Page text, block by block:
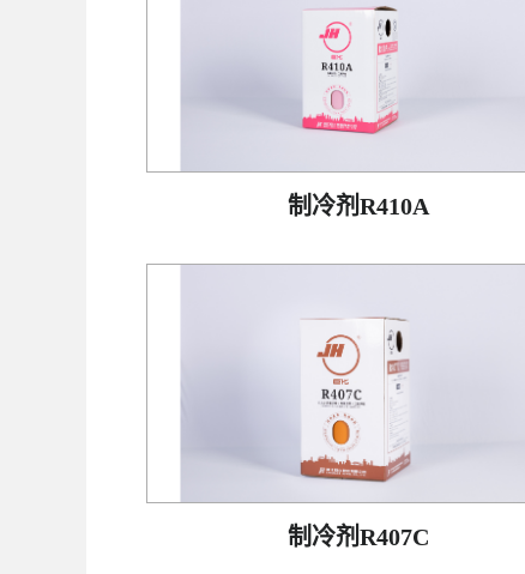
制冷剂R410A
制冷剂R407C